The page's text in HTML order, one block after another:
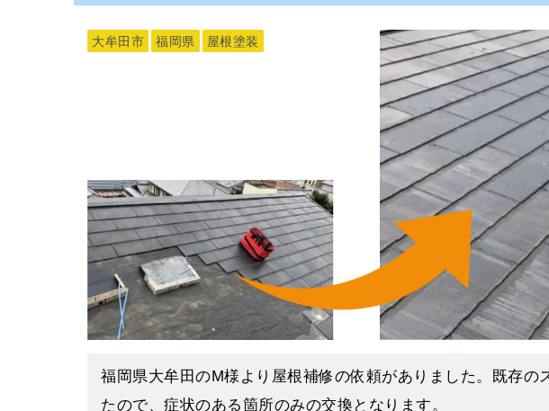
福岡県大牟田市｜みやま市｜柳川市｜大川市｜筑後市｜久留
熊本県山鹿市｜南関町｜和水町｜荒尾市｜長洲町｜玉名市｜
のことなら、日建装へお気軽にご相談ください。
福岡県大牟田市の外壁塗装専門店【日建装株式会社】
塗装は、下塗りのみ異なる塗料を使用して、中塗りと上塗り
仕上げ塗料を2回塗ることで、塗料本来の役割である紫外線や
仕上げ塗装が完了して、N様邸は新築のような美しい外観にな
当社の屋根・外壁塗装工事については、 「外壁塗装・屋根塗装
この度は、ご依頼いただきありがとうございました。
＊K＊
福岡県大牟田市｜みやま市｜柳川市｜大川市｜筑後市｜久留米
熊本県山鹿市｜南関町｜和水町｜荒尾市｜長洲町｜玉名市｜
料です。効果の違いとしては、遮熱塗料は太陽の熱を反射す
断熱塗料は夏の暑さを抑えるだけではなく、冬に内部の温度
す。その分断熱塗料は値段も張るので、ご自宅の暖房設備や
大牟田市 福岡県 屋根塗装
福岡県大牟田のM様より屋根補修の依頼がありました。既存の
たので、症状のある箇所のみの交換となります。